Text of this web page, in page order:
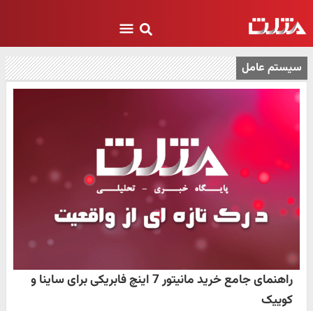
سیستم عامل
راهنمای جامع خرید مانیتور 7 اینچ فابریکی برای ساینا و
کوییک